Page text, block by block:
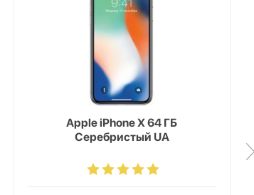
Apple iPhone X 64 ГБ
Серебристый UA